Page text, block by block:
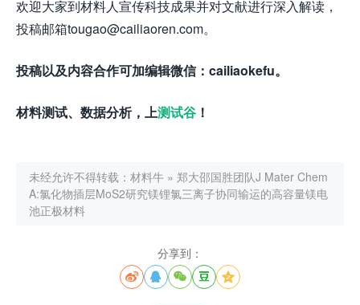
欢迎大家到材料人宣传科技成果并对文献进行深入解读，
投稿邮箱tougao@cailiaoren.com。
投稿以及内容合作可加编辑微信：cailiaokefu。
材料测试、数据分析，上测试谷 ！
未经允许不得转载： 材料牛 » 郑大邵国胜团队J Mater Chem
A:氯化物插层MoS2研究镁锂氯三离子协同输运的高容量镁电
池正极材料
分享到：
    